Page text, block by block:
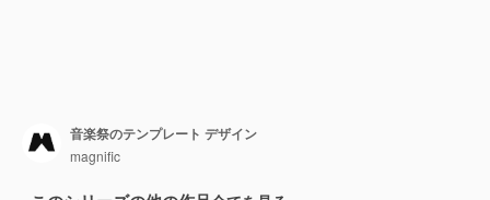
音楽祭のテンプレート デザイン
magnific